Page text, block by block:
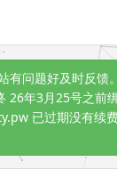
有问题好及时反馈
26年3月25号之前
已过期没有续